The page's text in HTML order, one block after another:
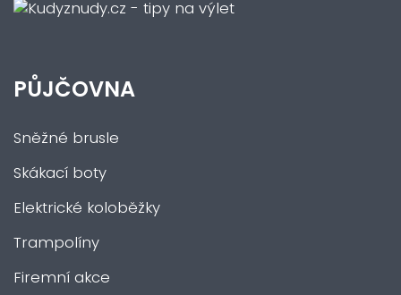
PŮJČOVNA
Sněžné brusle
Skákací boty
Elektrické koloběžky
Trampolíny
Firemní akce